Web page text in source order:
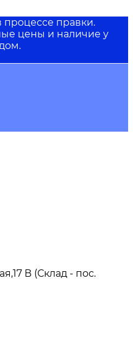
процессе правки.
цены и наличие у
В (Склад - пос.